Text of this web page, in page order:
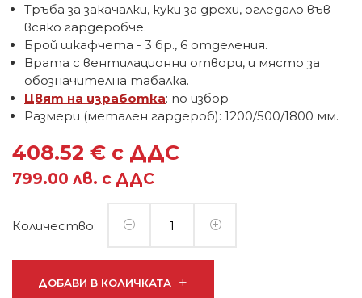
Тръба за закачалки, куки за дрехи, огледало във
всяко гардеробче.
Брой шкафчета - 3 бр., 6 отделения.
Врата с вентилационни отвори, и място за
обозначителна табалка.
Цвят на изработка: по избор
Размери (метален гардероб): 1200/500/1800 мм.
408.52 € с ДДС
799.00 лв. с ДДС
Количество:
ДОБАВИ В КОЛИЧКАТА